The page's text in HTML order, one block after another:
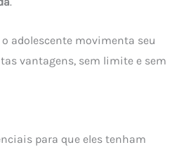
o adolescente movimenta seu
vantagens, sem limite e sem
para que eles tenham